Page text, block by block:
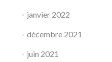
janvier 2022
décembre 2021
juin 2021